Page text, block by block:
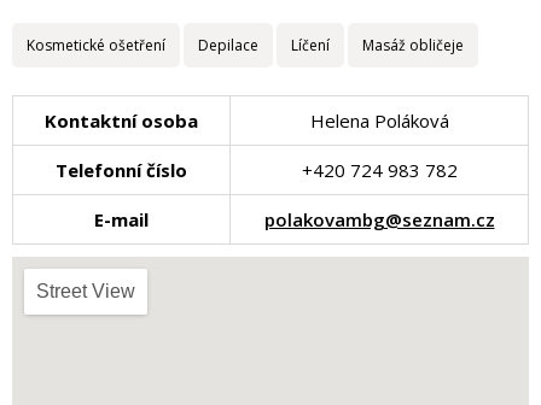
Kosmetické ošetření Depilace Líčení Masáž obličeje
Kontaktní osoba Helena Poláková
Telefonní číslo +420 724 983 782
E-mail polakovambg@seznam.cz
Street View